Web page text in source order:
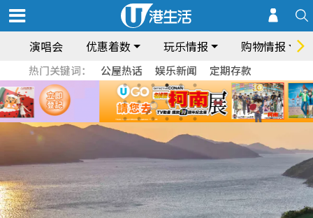
演唱会 优惠着数 玩乐情报 购物情报
热门关键词： 公屋热话 娱乐新闻 定期存款